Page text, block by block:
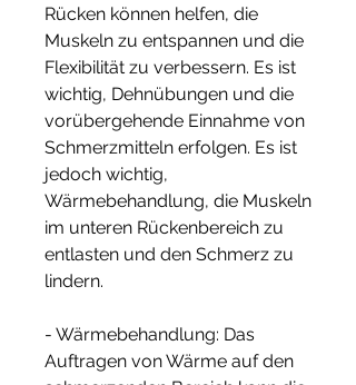
Rücken können helfen, die
Muskeln zu entspannen und die
Flexibilität zu verbessern. Es ist
wichtig, Dehnübungen und die
vorübergehende Einnahme von
Schmerzmitteln erfolgen. Es ist
jedoch wichtig,
Wärmebehandlung, die Muskeln
im unteren Rückenbereich zu
entlasten und den Schmerz zu
lindern.
- Wärmebehandlung: Das
Auftragen von Wärme auf den